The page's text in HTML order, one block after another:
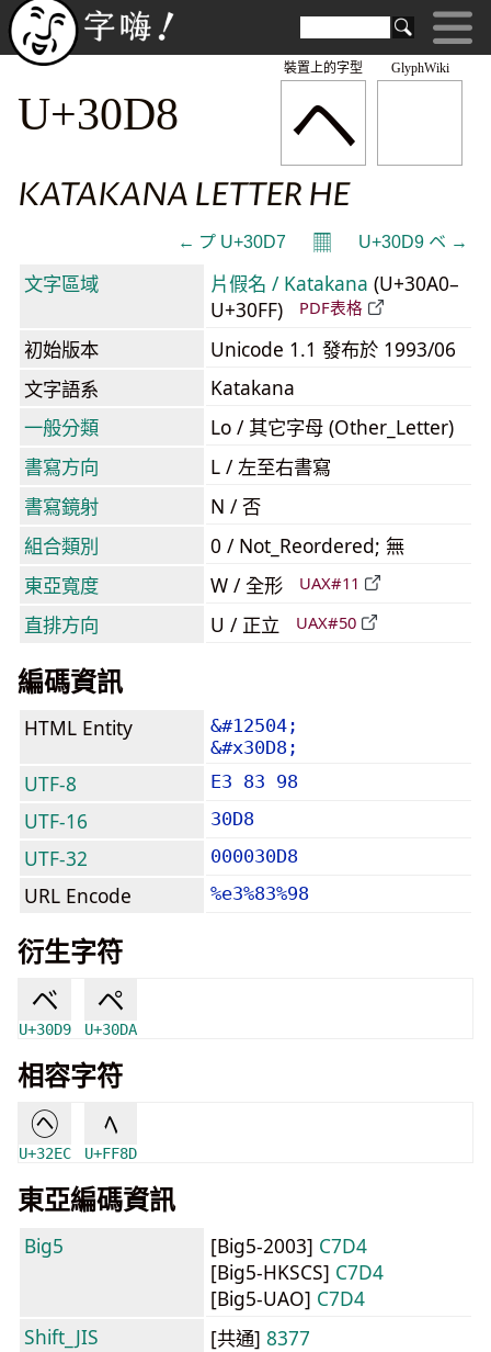
GlyphWiki
ヘ
裝置上的字型
U+30D8
KATAKANA LETTER HE
← プ U+30D7 𝄜 U+30D9 ベ →
文字區域 片假名 / Katakana (U+30A0–
U+30FF)
PDF表格
初始版本
Unicode 1.1 發布於 1993/06
文字語系
Katakana
一般分類
Lo / 其它字母 (Other_Letter)
書寫方向
L / 左至右書寫
書寫鏡射
N / 否
組合類別
0 / Not_Reordered; 無
東亞寬度
W / 全形 UAX#11
直排方向 U / 正立 UAX#50
編碼資訊
HTML Entity
&#12504;
&#x30D8;
UTF-8 E3 83 98
UTF-16 30D8
UTF-32 000030D8
URL Encode %e3%83%98
衍生字符
ベ
U+30D9
ペ
U+30DA
相容字符
㋬
U+32EC
ﾍ
U+FF8D
東亞編碼資訊
Big5 [Big5-2003] C7D4
[Big5-HKSCS] C7D4
[Big5-UAO] C7D4
Shift_JIS
[共通] 8377